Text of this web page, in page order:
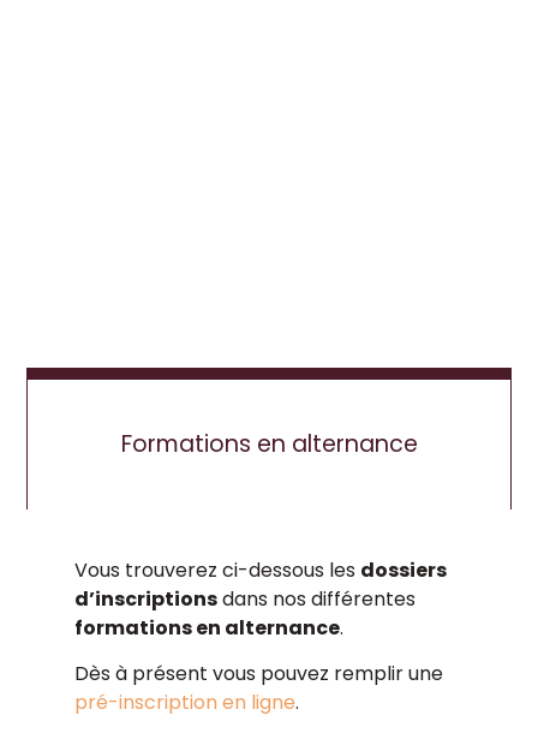
Formations en alternance
Vous trouverez ci-dessous les dossiers
d’inscriptionsdans nos différentes
formations en alternance.
Dès à présent vous pouvez remplir une
pré-inscription en ligne.